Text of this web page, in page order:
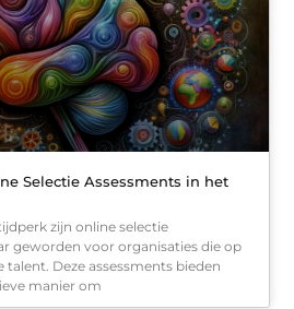
Selectie Assessments in het
zijn online selectie
geworden voor organisaties die op
talent. Deze assessments bieden
manier om